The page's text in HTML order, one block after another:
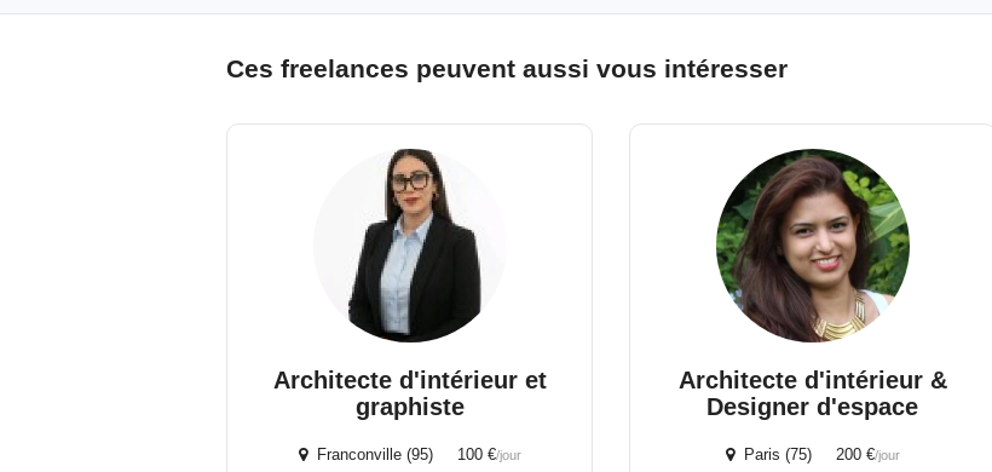
Ces freelances peuvent aussi vous intéresser
Architecte d'intérieur et
graphiste
Franconville (95) 100 €/jour
Architecte d'intérieur &
Designer d'espace
Paris (75) 200 €/jour